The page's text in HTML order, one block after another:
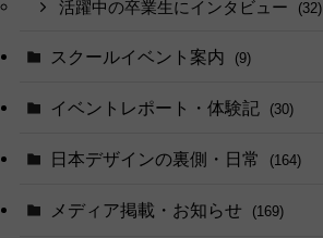
活躍中の卒業生にインタビュー (32)
スクールイベント案内 (9)
イベントレポート・体験記 (30)
日本デザインの裏側・日常 (164)
メディア掲載・お知らせ (169)